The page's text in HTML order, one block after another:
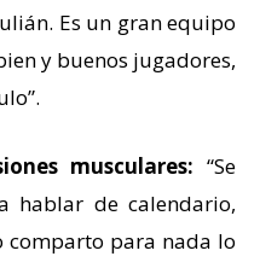
Es un gran equipo
y buenos jugadores,
musculares: “Se
hablar de calendario,
comparto para nada lo